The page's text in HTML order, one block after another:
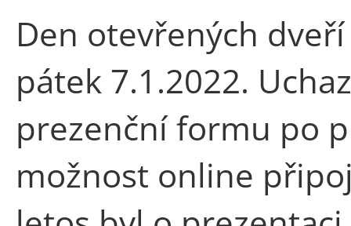
Den otevřených
pátek 7.1.2022.
prezenční formu po
možnost online